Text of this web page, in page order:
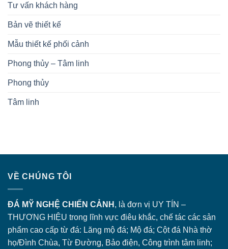
Tư vấn khách hàng
Bản vẽ thiết kế
Mẫu thiết kế phối cảnh
Phong thủy – Tâm linh
Phong thủy
Tâm linh
VỀ CHÚNG TÔI
ĐÁ MỸ NGHỆ CHIẾN CẢNH , là đơn vị UY TÍN –
THƯƠNG HIỆU trong lĩnh vực điêu khắc, chế tác các sản
phẩm cao cấp từ đá: Lăng mộ đá; Mộ đá; Cột đá Nhà thờ
họ/Đình Chùa, Từ Đường, Bảo điện, Công trình tâm linh;